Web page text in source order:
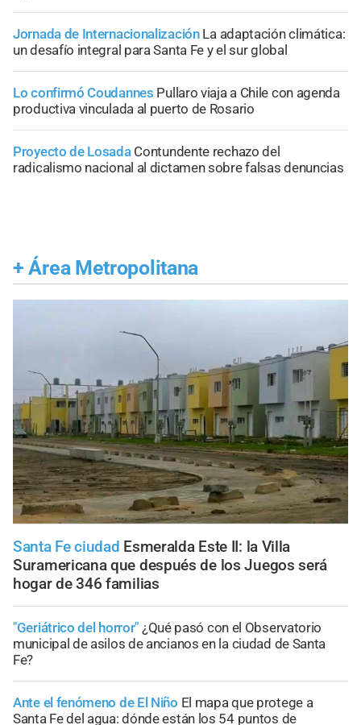
Jornada de Internacionalización La adaptación climática:
un desafío integral para Santa Fe y el sur global
Lo confirmó Coudannes Pullaro viaja a Chile con agenda
productiva vinculada al puerto de Rosario
Proyecto de Losada Contundente rechazo del
radicalismo nacional al dictamen sobre falsas denuncias
+ Área Metropolitana
Santa Fe ciudad Esmeralda Este II: la Villa
Suramericana que después de los Juegos será
hogar de 346 familias
"Geriátrico del horror" ¿Qué pasó con el Observatorio
municipal de asilos de ancianos en la ciudad de Santa
Fe?
Ante el fenómeno de El Niño El mapa que protege a
Santa Fe del agua: dónde están los 54 puntos de